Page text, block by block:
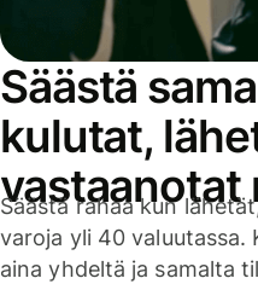
Säästä
kulutat,
vastaanotat
Säästä rahaa kun
varoja yli 40
aina yhdeltä ja samalta